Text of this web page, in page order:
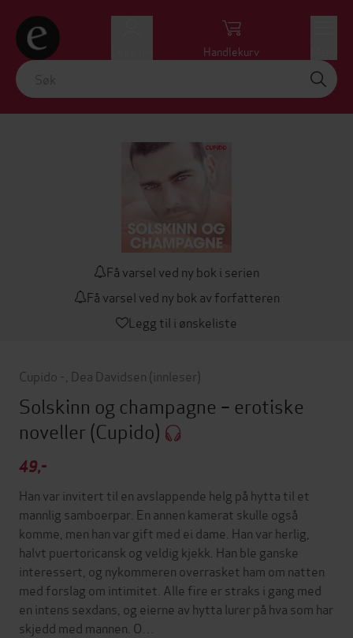
Handlekurv
Få varsel ved ny bok i serien
Få varsel ved ny bok av forfatteren
Legg til i ønskeliste
Cupido - Dea Davidsen (innleser)
Solskinn og champagne – erotiske
noveller(Cupido)
49,-
Han var invitert til en avslappende helg på hytta til et
mannlig samboerpar. En annen kamerat skulle også
komme, men han var gift med ei dame. Han var herlig,
halvt puertoricansk og veldig kjekk. Han ble ganske
interessert, og nykommeren overrasket ham om natten
med forslag om intimitet. Alle fire er straks i gang med
en intens sexdans, og eierne av hytta lurer på hva som har
skjedd med mannen. O…